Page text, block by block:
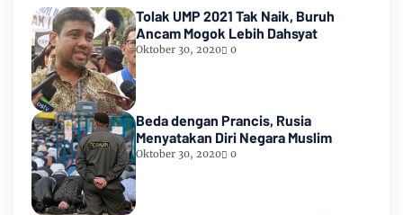
Tolak UMP 2021 Tak Naik, Buruh
Ancam Mogok Lebih Dahsyat
Oktober 30, 2020 0
Beda dengan Prancis, Rusia
Menyatakan Diri Negara Muslim
Oktober 30, 2020 0